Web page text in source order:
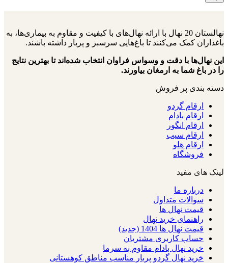
نهالستان 20 نهال با ارائه نهال‌های با کیفیت و مقاوم به بیماری‌ها، به
باغداران کمک می‌کنند تا باغ‌هایی سرسبز و پربار داشته باشند.
این نهال‌ها با دقت و وسواس فراوان انتخاب شده‌اند تا بهترین نتایج
را در باغ شما به ارمغان بیاورند.
دسته بندی پر فروش
ارقام گردو
ارقام بادام
ارقام انگور
ارقام سیب
ارقام هلو
فروشگاه
لینک های مفید
درباره ما
سوالات متداول
قیمت نهال ها
راهنمای خرید نهال
قیمت نهال ها 1404 (جدید)
حساب کاربری مشتریان
خرید نهال بادام مقاوم به سرما
خرید نهال گردو پربار مناسب مناطق کوهستانی